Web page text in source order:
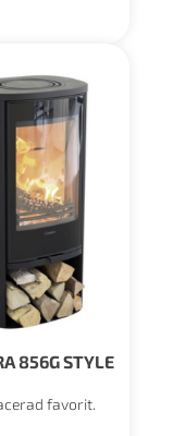
856G STYLE
favorit.